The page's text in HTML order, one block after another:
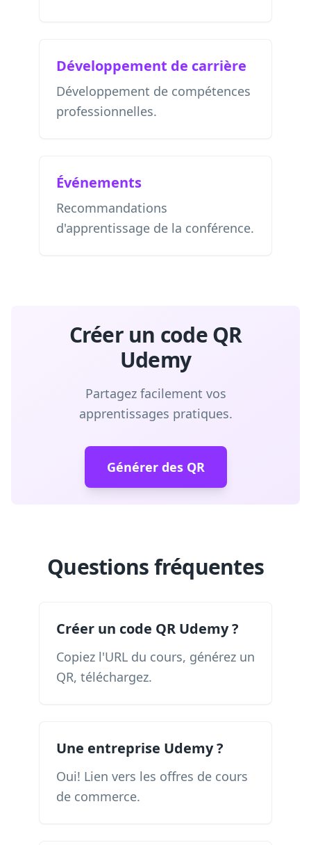
Développement de carrière
Développement de compétences
professionnelles.
Événements
Recommandations
d'apprentissage de la conférence.
Créer un code QR
Udemy
Partagez facilement vos
apprentissages pratiques.
Générer des QR
Questions fréquentes
Créer un code QR Udemy ?
Copiez l'URL du cours, générez un
QR, téléchargez.
Une entreprise Udemy ?
Oui! Lien vers les offres de cours
de commerce.